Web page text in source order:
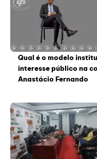
Qual é o modelo
interesse público na
Anastácio Fernando